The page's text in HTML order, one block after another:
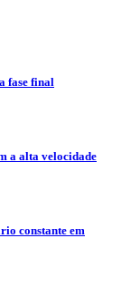
fase final
a alta velocidade
constante em